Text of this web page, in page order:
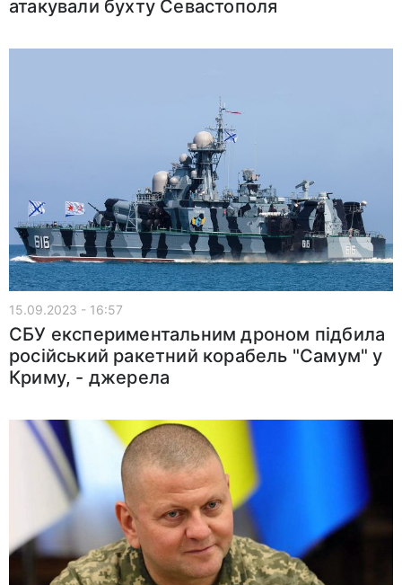
атакували бухту Севастополя
15.09.2023 - 16:57
СБУ експериментальним дроном підбила
російський ракетний корабель "Самум" у
Криму, - джерела